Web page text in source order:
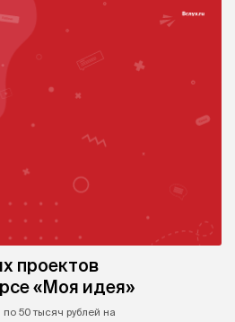
проектов
«Моя идея»
50 тысяч рублей на